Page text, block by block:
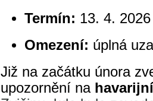
Termín: 13. 4.
Omezení: úplná
Již na začátku února
upozornění na